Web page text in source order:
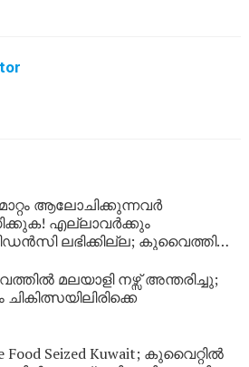
ആലോചിക്കുന്നവർ
എല്ലാവർക്കും
ലഭിക്കില്ല; കുവൈത്തിന്റെ
മലയാളി നഴ്സ് അന്തരിച്ചു;
Food Seized Kuwait; കുവൈറ്റിൽ